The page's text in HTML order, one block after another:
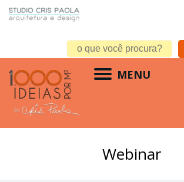
MENU
Webinar